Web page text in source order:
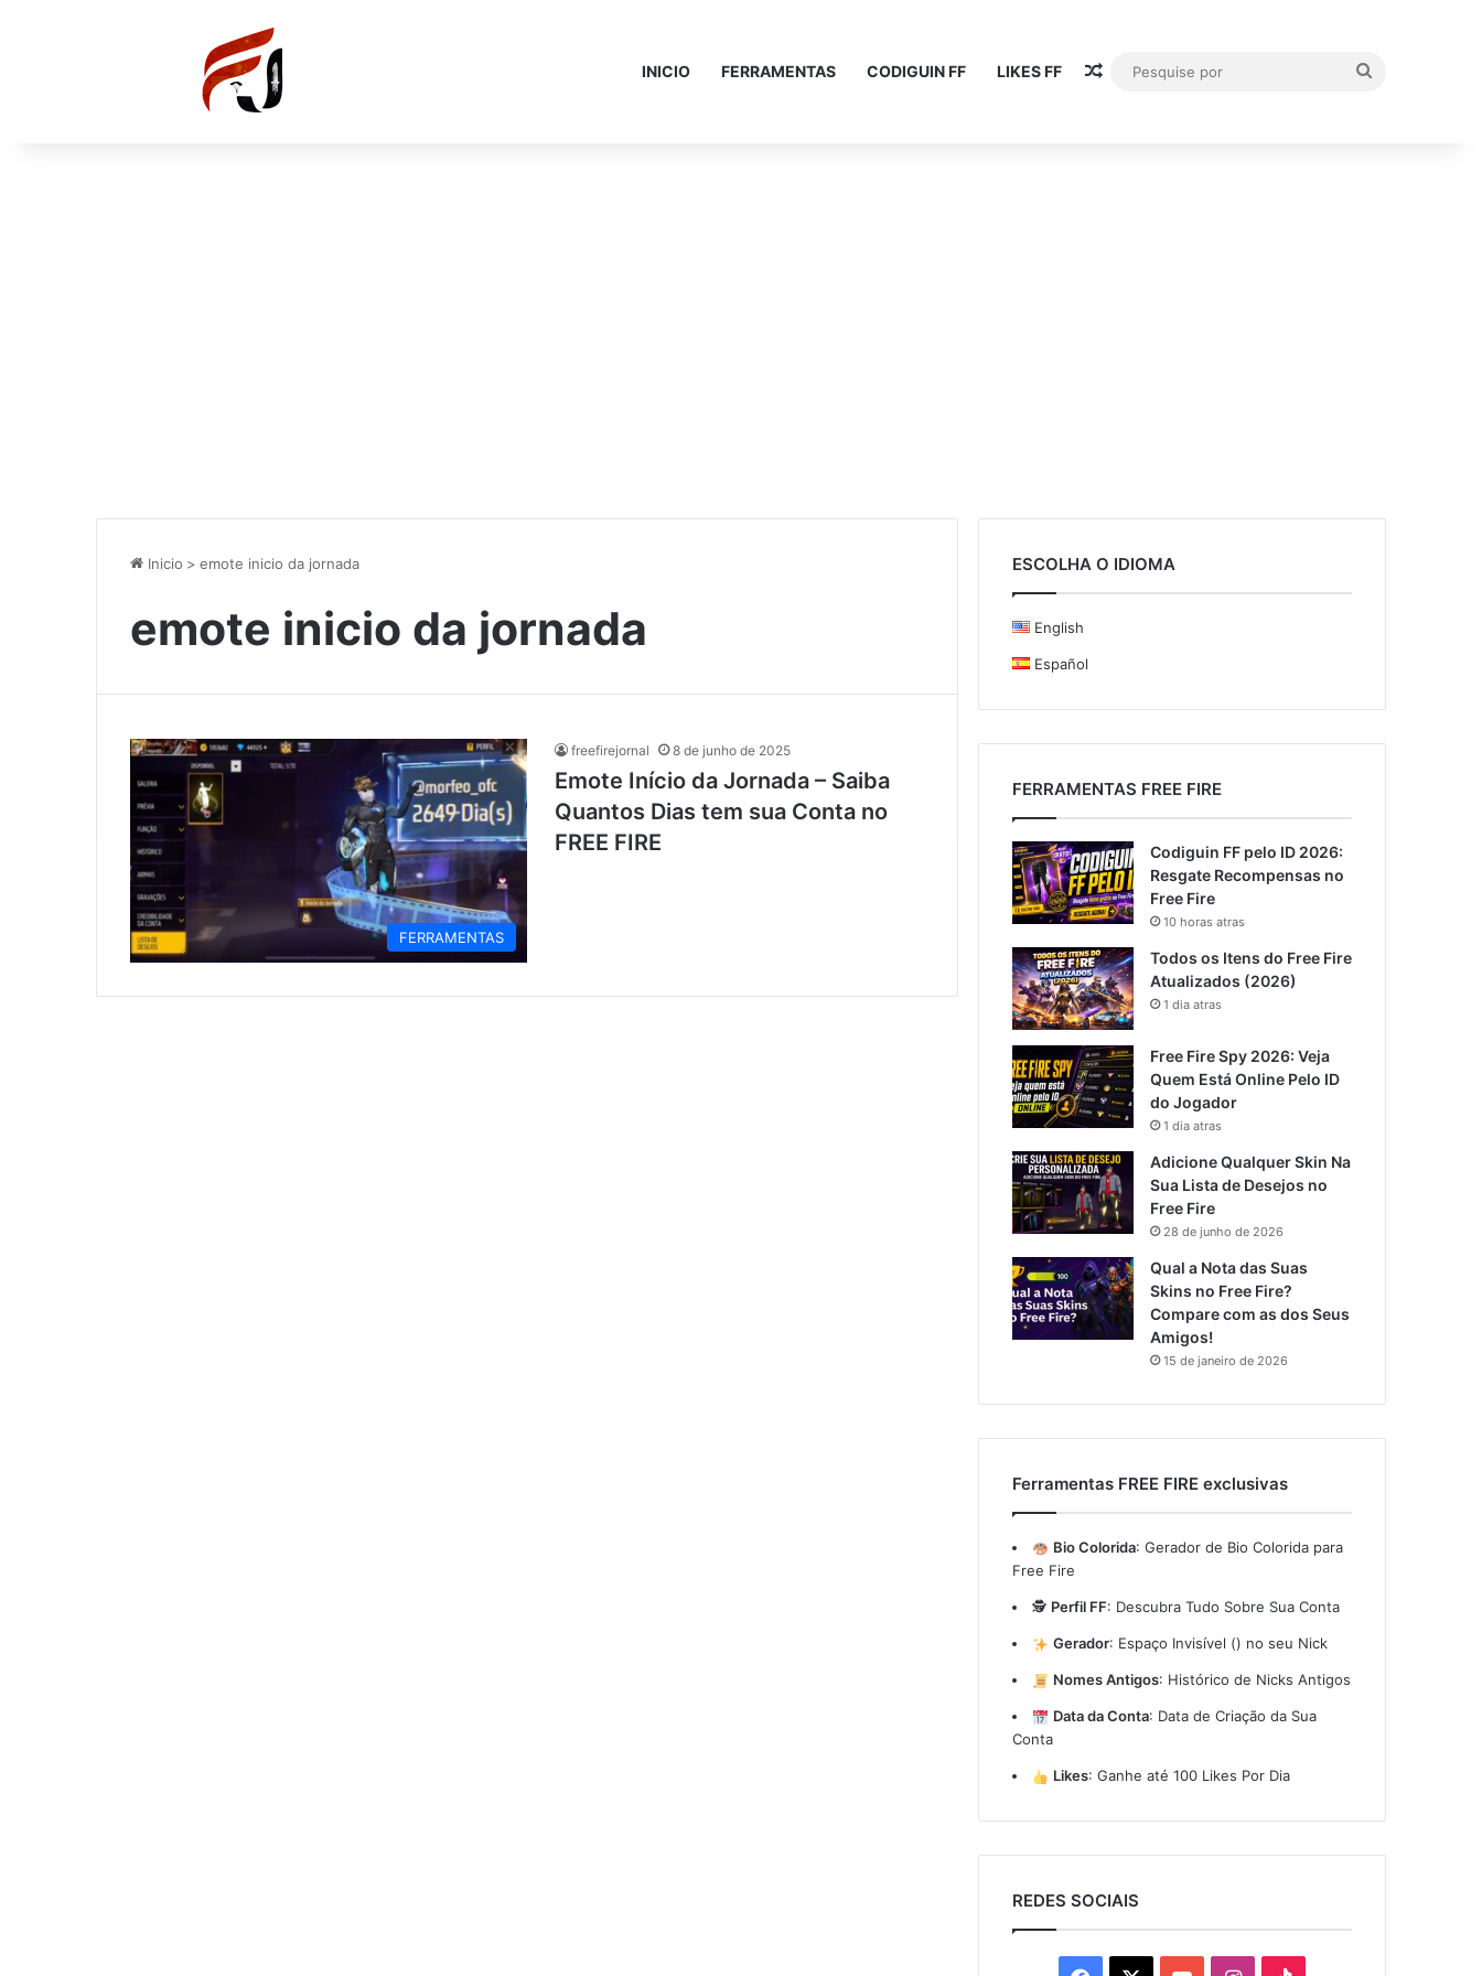
INICIO FERRAMENTAS CODIGUIN FF LIKES FF Artigo aleatório
Inicio > emote inicio da jornada
emote inicio da jornada
FERRAMENTAS
freefirejornal 8 de junho de 2025
Emote Início da Jornada – Saiba
Quantos Dias tem sua Conta no
FREE FIRE
ESCOLHA O IDIOMA
English
Español
FERRAMENTAS FREE FIRE
Codiguin FF pelo ID 2026:
Resgate Recompensas no
Free Fire
10 horas atras
Todos os Itens do Free Fire
Atualizados (2026)
1 dia atras
Free Fire Spy 2026: Veja
Quem Está Online Pelo ID
do Jogador
1 dia atras
Adicione Qualquer Skin Na
Sua Lista de Desejos no
Free Fire
28 de junho de 2026
Qual a Nota das Suas
Skins no Free Fire?
Compare com as dos Seus
Amigos!
15 de janeiro de 2026
Ferramentas FREE FIRE exclusivas
Bio Colorida: Gerador de Bio Colorida para
Free Fire
🕵️ Perfil FF: Descubra Tudo Sobre Sua Conta
Gerador: Espaço Invisível (ㅤ) no seu Nick
Nomes Antigos: Histórico de Nicks Antigos
Data da Conta: Data de Criação da Sua
Conta
Likes: Ganhe até 100 Likes Por Dia
REDES SOCIAIS